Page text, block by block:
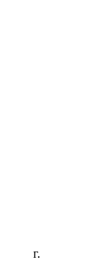
г.